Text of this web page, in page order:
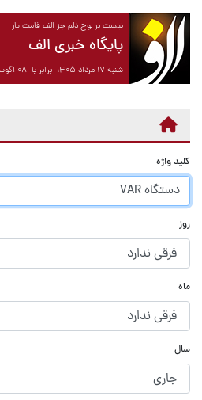
نیست بر لوح دلم جز الف قامت یار
پایگاه خبری الف
شنبه ۱۷ مرداد ۱۴۰۵ برابر با ۰۸ آگوست ۲۰۲۶
کلید واژه
روز
ماه
سال